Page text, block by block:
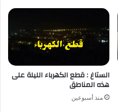
الستاغ : قطع الكهرباء الليلة على
هذه المناطق
منذ أسبوعين